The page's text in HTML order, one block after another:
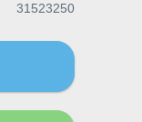
31523250